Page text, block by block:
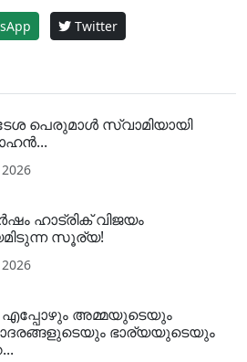
Twitter
പെരുമാൾ സ്വാമിയായി
ഹാട്രിക് വിജയം
സൂര്യ!
അമ്മയുടെയും
ഭാര്യയുടെയും